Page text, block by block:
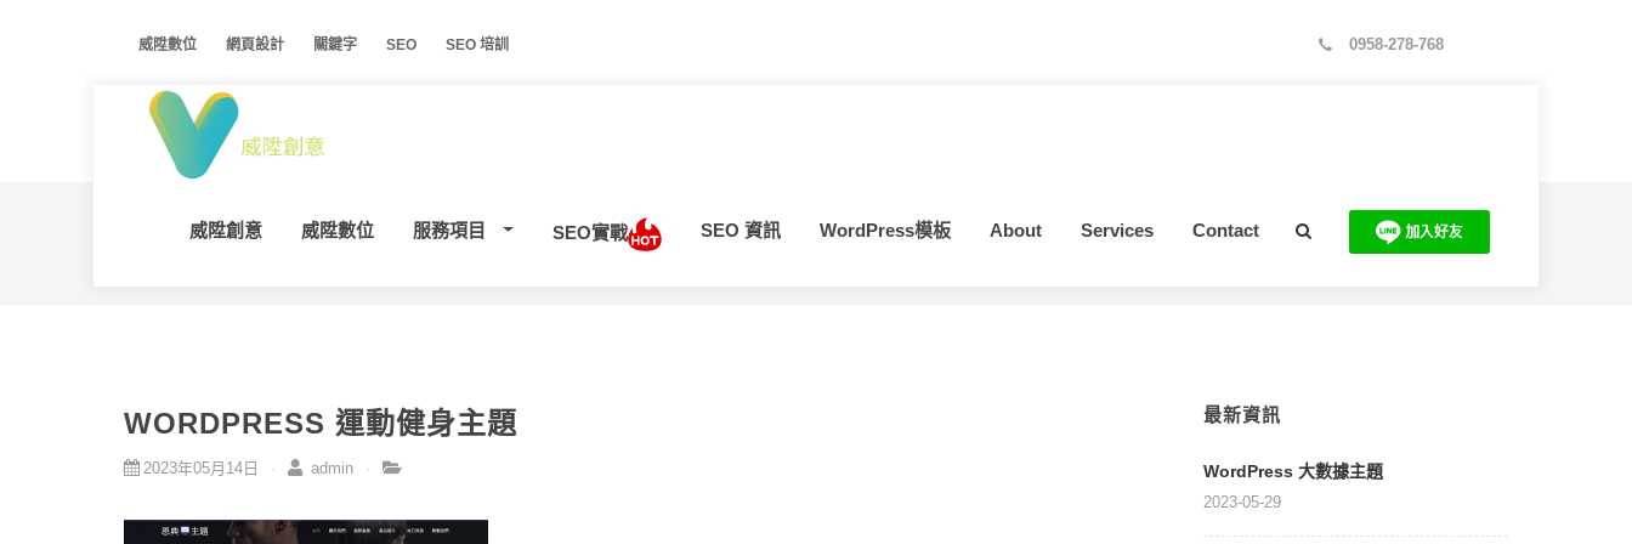
威陞數位 網頁設計 關鍵字 SEO SEO 培訓 0958-278-768
威陞創意 威陞數位 服務項目 SEO實戰 SEO 資訊 WordPress模板 About Services Contact
當前位置： 首頁 Wordpress 運動健身主題 wordpress 運動健身主題
WORDPRESS 運動健身主題
2023年05月14日 admin
最新資訊
WordPress 大數據主題
2023-05-29